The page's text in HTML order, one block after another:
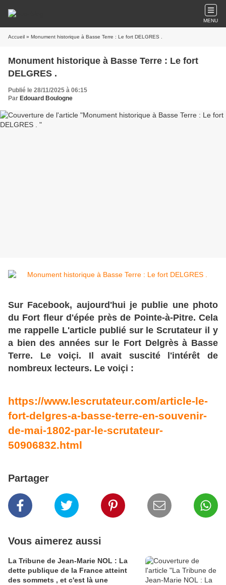
MENU
Accueil » Monument historique à Basse Terre : Le fort DELGRES .
Monument historique à Basse Terre : Le fort
DELGRES .
Publié le 28/11/2025 à 06:15
Par Edouard Boulogne
Sur Facebook, aujourd'hui je publie une photo
du Fort fleur d'épée près de Pointe-à-Pitre. Cela
me rappelle L'article publié sur le Scrutateur il y
a bien des années sur le Fort Delgrès à Basse
Terre. Le voiçi. Il avait suscité l'intérêt de
nombreux lecteurs. Le voiçi :
https://www.lescrutateur.com/article-le-
fort-delgres-a-basse-terre-en-souvenir-
de-mai-1802-par-le-scrutateur-
50906832.html
Partager
Vous aimerez aussi
La Tribune de Jean-Marie NOL : La
dette publique de la France atteint
des sommets , et c'est là une